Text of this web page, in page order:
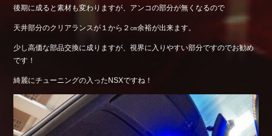
後期に成ると素材も変わりますが、アンコの部分が無くなるので
天井部分のクリアランスが１から２㎝余裕が出来ます。
少し高価な部品交換に成りますが、視界に入りやすい部分ですのでお勧め
です！
綺麗にチューニングの入ったNSXですね！